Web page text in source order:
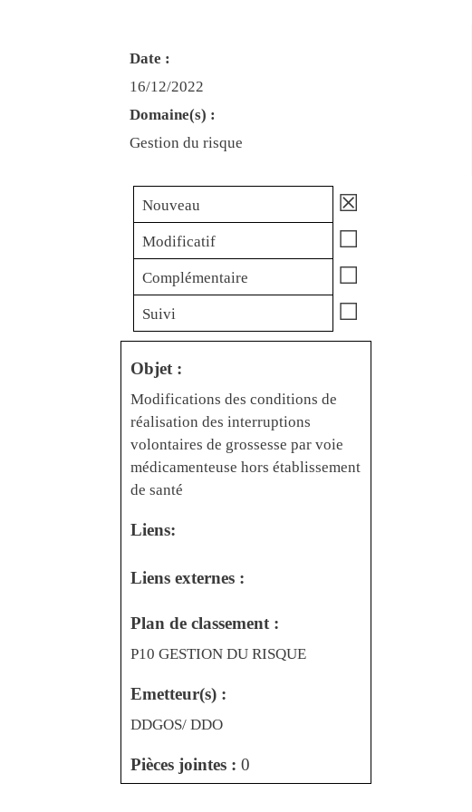
Date :
16/12/2022
Domaine(s) :
Gestion du risque
Nouveau ☒
Modificatif ☐
Complémentaire ☐
Suivi ☐
Objet :
Modifications des conditions de
réalisation des interruptions
volontaires de grossesse par voie
médicamenteuse hors établissement
de santé
Liens:
Liens externes :
Plan de classement :
P10 GESTION DU RISQUE
Emetteur(s) :
DDGOS/ DDO
Pièces jointes : 0